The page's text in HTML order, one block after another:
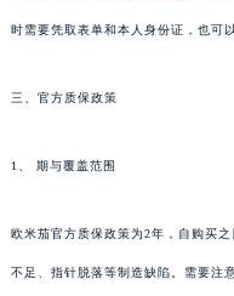
时需要凭取表单和本人身份证，也可
三、官方质保政策
1、 期与覆盖范围
欧米茄官方质保政策为2年，自购买
不足、指针脱落等制造缺陷。需要注